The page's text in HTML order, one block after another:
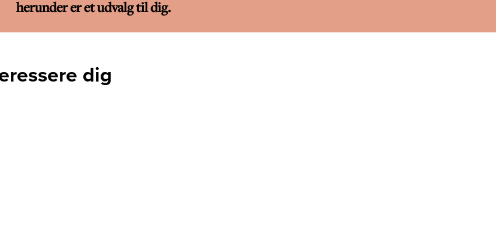
herunder er et udvalg til dig.
dig